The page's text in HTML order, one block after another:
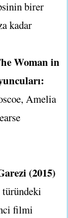
birer
kadar
Woman in
Amelia
(2015)
filmi